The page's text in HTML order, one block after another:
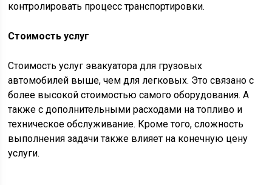
контролировать процесс транспортировки.
Стоимость услуг
Стоимость услуг эвакуатора для грузовых
автомобилей выше, чем для легковых. Это связано с
более высокой стоимостью самого оборудования. А
также с дополнительными расходами на топливо и
техническое обслуживание. Кроме того, сложность
выполнения задачи также влияет на конечную цену
услуги.